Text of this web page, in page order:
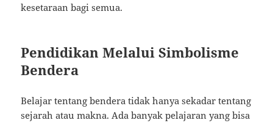
kesetaraan bagi semua.
Pendidikan Melalui Simbolisme
Bendera
Belajar tentang bendera tidak hanya sekadar tentang
sejarah atau makna. Ada banyak pelajaran yang bisa